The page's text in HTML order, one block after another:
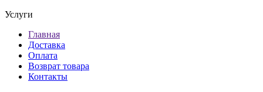
Услуги
Главная
Доставка
Оплата
Возврат товара
Контакты